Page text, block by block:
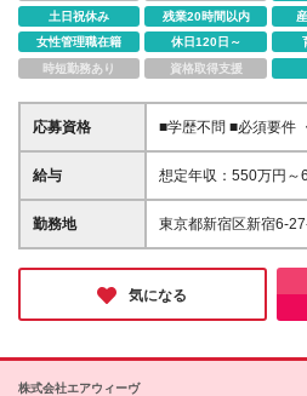
土日祝休み
残業20時間以内
女性管理職在籍
休日120日～
時短勤務あり
資格取得支援
応募資格
■学歴不問 ■必須要件
礎的な法律知識があ
実務経験必須 ・各部
つけ解決する能力が
を理解し、小売業で
給与
想定年収：550万円～
慮し、弊社規定により決定
8000円～43万9000円
利厚生の差異はあり
代は全額別途支給い
勤務地
東京都新宿区新宿6-
エアWest3
気になる
株式会社エアウィーヴ